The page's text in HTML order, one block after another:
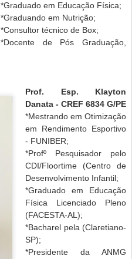
*Graduado em Educação Física;
*Graduando em Nutrição;
*Consultor técnico de Box;
*Docente de Pós Graduação,
Prof. Esp. Klayton
Danata - CREF 6834 G/PE
*Mestrando em Otimização
em Rendimento Esportivo
- FUNIBER;
*Profº Pesquisador pelo
CDI/Floortime (Centro de
Desenvolvimento Infantil;
*Graduado em Educação
Física Licenciado Pleno
(FACESTA-AL);
*Bacharel pela (Claretiano-
SP);
*Presidente da ANMG